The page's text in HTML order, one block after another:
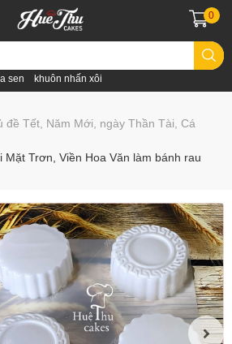
sen khuôn nhấn xôi
0
đề Tết, Năm Mới, ngày Thần Tài, Cá
Mặt Trơn, Viền Hoa Văn làm bánh rau